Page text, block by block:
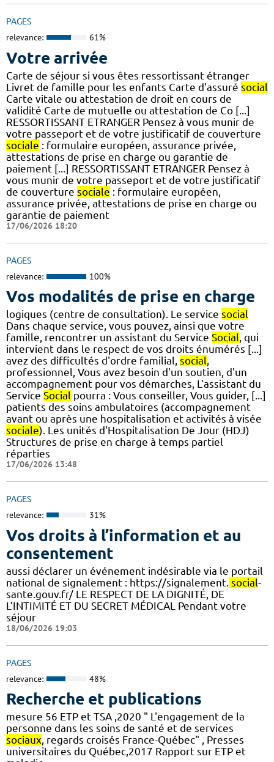
PAGES
relevance: 61%
Votre arrivée
Carte de séjour si vous êtes ressortissant étranger
Livret de famille pour les enfants Carte d'assuré social
Carte vitale ou attestation de droit en cours de
validité Carte de mutuelle ou attestation de Co [...]
RESSORTISSANT ETRANGER Pensez à vous munir de
votre passeport et de votre justificatif de couverture
sociale : formulaire européen, assurance privée,
attestations de prise en charge ou garantie de
paiement [...] RESSORTISSANT ETRANGER Pensez à
vous munir de votre passeport et de votre justificatif
de couverture sociale : formulaire européen,
assurance privée, attestations de prise en charge ou
garantie de paiement
17/06/2026 18:20
PAGES
relevance: 100%
Vos modalités de prise en charge
logiques (centre de consultation). Le service social
Dans chaque service, vous pouvez, ainsi que votre
famille, rencontrer un assistant du Service Social, qui
intervient dans le respect de vos droits énumérés [...]
avez des difficultés d'ordre familial, social,
professionnel, Vous avez besoin d'un soutien, d'un
accompagnement pour vos démarches, L'assistant du
Service Social pourra : Vous conseiller, Vous guider, [...]
patients des soins ambulatoires (accompagnement
avant ou après une hospitalisation et activités à visée
sociale). Les unités d'Hospitalisation De Jour (HDJ)
Structures de prise en charge à temps partiel
réparties
17/06/2026 13:48
PAGES
relevance: 31%
Vos droits à l’information et au
consentement
aussi déclarer un événement indésirable via le portail
national de signalement : https://signalement. social-
sante.gouv.fr/ LE RESPECT DE LA DIGNITÉ, DE
L’INTIMITÉ ET DU SECRET MÉDICAL Pendant votre
séjour
18/06/2026 19:03
PAGES
relevance: 48%
Recherche et publications
mesure 56 ETP et TSA ,2020 " L'engagement de la
personne dans les soins de santé et de services
sociaux, regards croisés France-Québec" , Presses
universitaires du Québec,2017 Rapport sur ETP et